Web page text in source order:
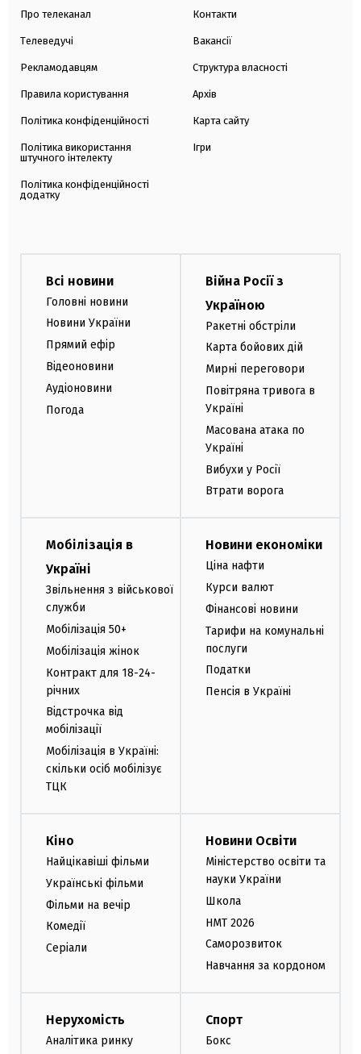
Про телеканал
Телеведучі
Рекламодавцям
Правила користування
Політика конфіденційності
Політика використання
штучного інтелекту
Політика конфіденційності
додатку
Контакти
Вакансії
Структура власності
Архів
Карта сайту
Ігри
Всі новини
Головні новини
Новини України
Прямий ефір
Відеоновини
Аудіоновини
Погода
Війна Росії з
Україною
Ракетні обстріли
Карта бойових дій
Мирні переговори
Повітряна тривога в
Україні
Масована атака по
Україні
Вибухи у Росії
Втрати ворога
Мобілізація в
Україні
Звільнення з військової
служби
Мобілізація 50+
Мобілізація жінок
Контракт для 18-24-
річних
Відстрочка від
мобілізації
Мобілізація в Україні:
скільки осіб мобілізує
ТЦК
Новини економіки
Ціна нафти
Курси валют
Фінансові новини
Тарифи на комунальні
послуги
Податки
Пенсія в Україні
Кіно
Найцікавіші фільми
Українські фільми
Фільми на вечір
Комедії
Серіали
Новини Освіти
Міністерство освіти та
науки України
Школа
НМТ 2026
Саморозвиток
Навчання за кордоном
Нерухомість
Аналітика ринку
Спорт
Бокс